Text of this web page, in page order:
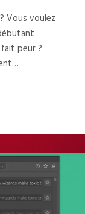
Vous voulez
peur ?